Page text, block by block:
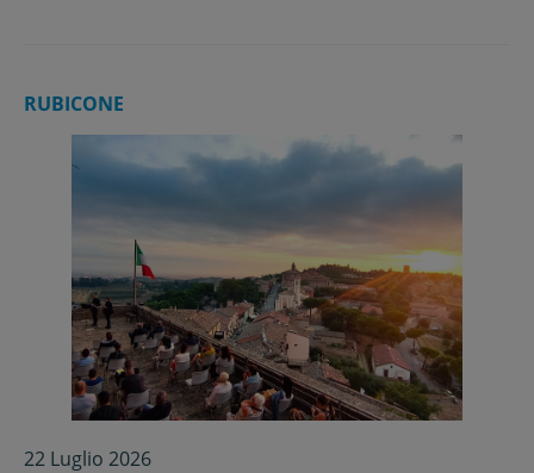
RUBICONE
22 Luglio 2026